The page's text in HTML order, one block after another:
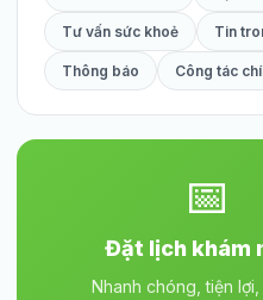
Tư vấn sức khoẻ Tin
Thông báo Công tác
📅
Đặt lịch khám
Nhanh chóng, tiện